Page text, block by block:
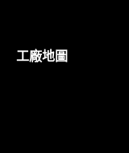
工廠地圖